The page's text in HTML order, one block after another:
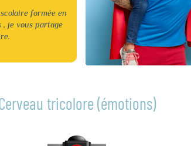
formée en
, je vous partage
tricolore (émotions)